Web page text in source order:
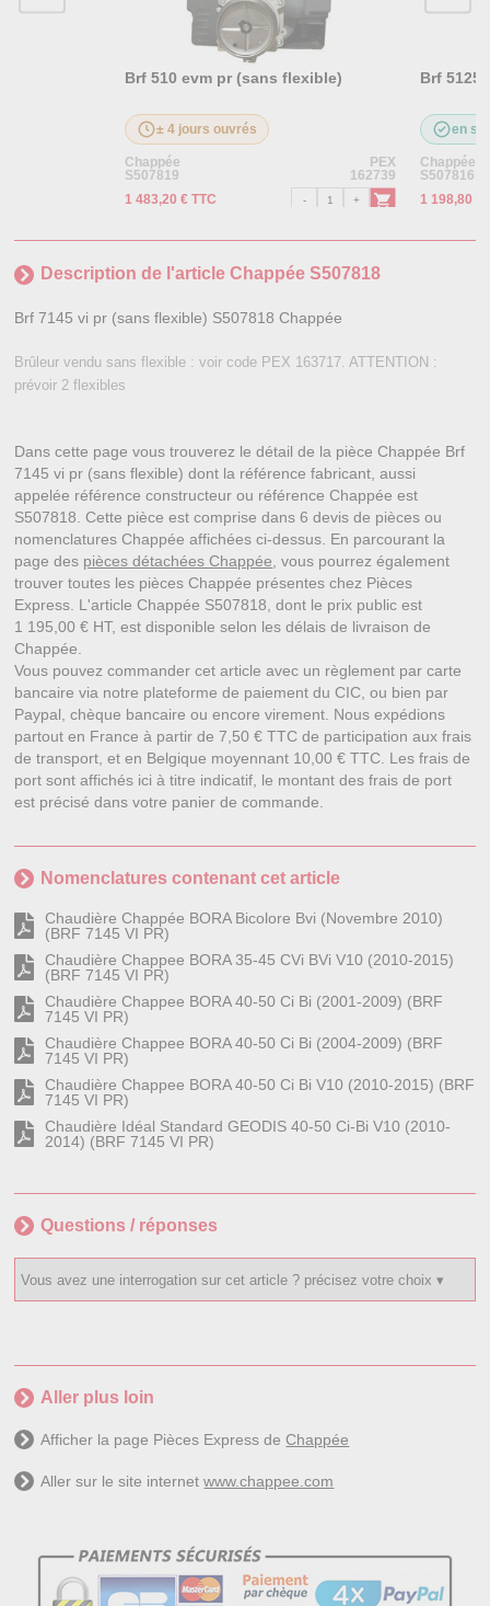
Brf 510 evm pr (sans flexible)
± 4 jours ouvrés
Chappée
PEX
S507819
162739
1 483,20 € TTC
Brf 5125
en
Chappée
S507816
1 198,80 €
Description de l'article Chappée S507818
Brf 7145 vi pr (sans flexible) S507818 Chappée
Brûleur vendu sans flexible : voir code PEX 163717. ATTENTION :
prévoir 2 flexibles
Dans cette page vous trouverez le détail de la pièce Chappée Brf
7145 vi pr (sans flexible) dont la référence fabricant, aussi
appelée référence constructeur ou référence Chappée est
S507818. Cette pièce est comprise dans 6 devis de pièces ou
nomenclatures Chappée affichées ci-dessus. En parcourant la
page des pièces détachées Chappée , vous pourrez également
trouver toutes les pièces Chappée présentes chez Pièces
Express. L'article Chappée S507818, dont le prix public est
1 195,00 € HT, est disponible selon les délais de livraison de
Chappée.
Vous pouvez commander cet article avec un règlement par carte
bancaire via notre plateforme de paiement du CIC, ou bien par
Paypal, chèque bancaire ou encore virement. Nous expédions
partout en France à partir de 7,50 € TTC de participation aux frais
de transport, et en Belgique moyennant 10,00 € TTC. Les frais de
port sont affichés ici à titre indicatif, le montant des frais de port
est précisé dans votre panier de commande.
Nomenclatures contenant cet article
Chaudière Chappée BORA Bicolore Bvi (Novembre 2010)
(BRF 7145 VI PR)
Chaudière Chappee BORA 35-45 CVi BVi V10 (2010-2015)
(BRF 7145 VI PR)
Chaudière Chappee BORA 40-50 Ci Bi (2001-2009) (BRF
7145 VI PR)
Chaudière Chappee BORA 40-50 Ci Bi (2004-2009) (BRF
7145 VI PR)
Chaudière Chappee BORA 40-50 Ci Bi V10 (2010-2015) (BRF
7145 VI PR)
Chaudière Idéal Standard GEODIS 40-50 Ci-Bi V10 (2010-
2014) (BRF 7145 VI PR)
Questions / réponses
Aller plus loin
Afficher la page Pièces Express deChappée
Aller sur le site internetwww.chappee.com